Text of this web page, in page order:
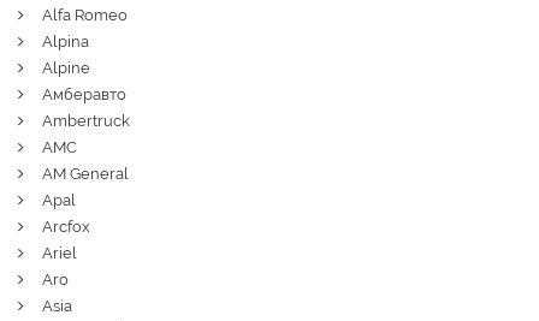
Alfa Romeo
Alpina
Alpine
Амберавто
Ambertruck
AMC
AM General
Apal
Arcfox
Ariel
Aro
Asia